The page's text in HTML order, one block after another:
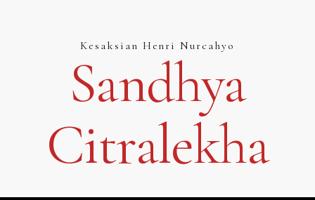
Kesaksian Henri Nurcahyo
Sandhya
Citralekha